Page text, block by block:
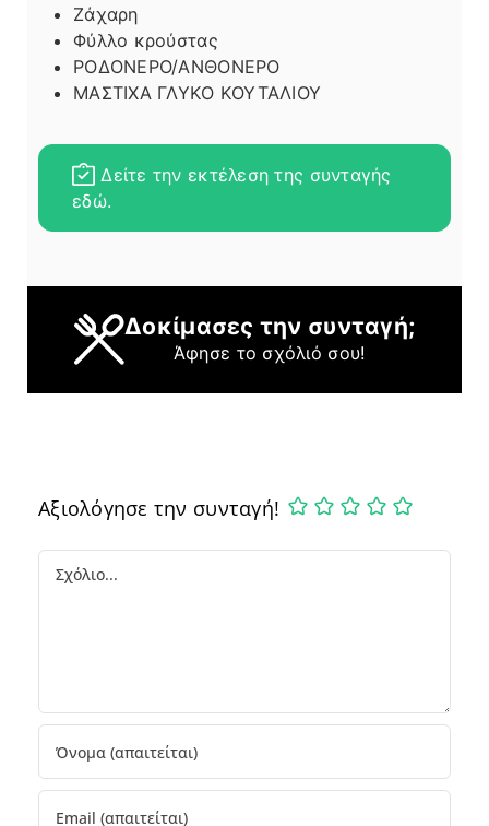
Ζάχαρη
Φύλλο κρούστας
ΡΟΔΟΝΕΡΟ/ΑΝΘΟΝΕΡΟ
ΜΑΣΤΙΧΑ ΓΛΥΚΟ ΚΟΥΤΑΛΙΟΥ
Δείτε την εκτέλεση της συνταγής
εδώ.
Δοκίμασες την συνταγή;
Άφησε το σχόλιό σου!
Αξιολόγησε την συνταγή!
Comment